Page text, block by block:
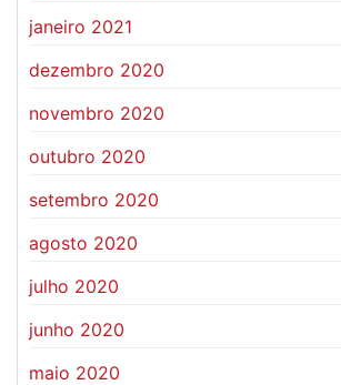
janeiro 2021
dezembro 2020
novembro 2020
outubro 2020
setembro 2020
agosto 2020
julho 2020
junho 2020
maio 2020